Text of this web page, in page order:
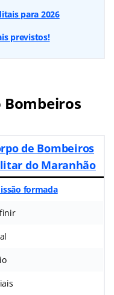
para 2026
previstos!
Bombeiros
de Bombeiros
do Maranhão
formada